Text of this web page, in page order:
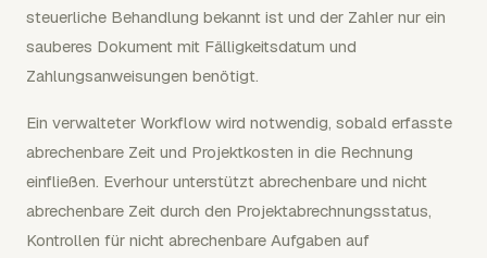
steuerliche Behandlung bekannt ist und der Zahler nur ein
sauberes Dokument mit Fälligkeitsdatum und
Zahlungsanweisungen benötigt.
Ein verwalteter Workflow wird notwendig, sobald erfasste
abrechenbare Zeit und Projektkosten in die Rechnung
einfließen. Everhour unterstützt abrechenbare und nicht
abrechenbare Zeit durch den Projektabrechnungsstatus,
Kontrollen für nicht abrechenbare Aufgaben auf